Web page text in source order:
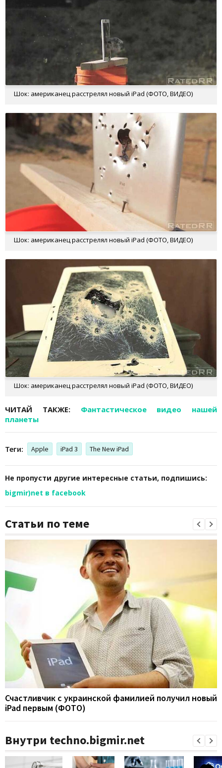
Шок: американец расстрелял новый iPad (ФОТО, ВИДЕО)
Шок: американец расстрелял новый iPad (ФОТО, ВИДЕО)
Шок: американец расстрелял новый iPad (ФОТО, ВИДЕО)
ЧИТАЙ ТАКЖЕ: Фантастическое видео нашей
планеты
Теги: Apple iPad 3 The New iPad
Не пропусти другие интересные статьи, подпишись:
bigmir)net в facebook
Статьи по теме
Счастливчик с украинской фамилией получил новый
iPad первым (ФОТО)
Внутри techno.bigmir.net